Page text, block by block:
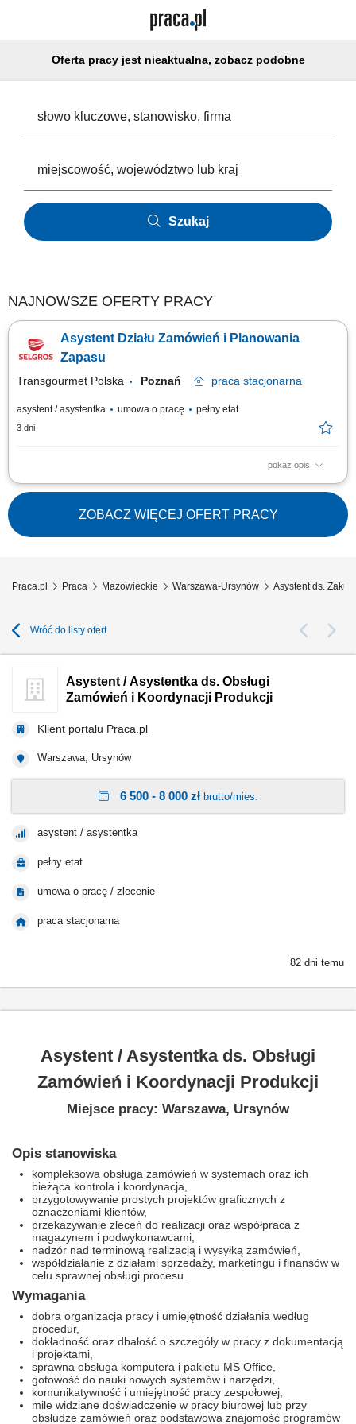
Oferta pracy jest nieaktualna, zobacz podobne
Szukaj
NAJNOWSZE OFERTY PRACY
Asystent Działu Zamówień i Planowania
Zapasu
Transgourmet Polska Poznań praca stacjonarna
asystent / asystentka umowa o pracę pełny etat
3 dni
pokaż opis
Twój zakres obowiązków: współpraca z dostawcami i innymi działami w
firmie, w celu zapewnienia sprawnej i kompletnej realizacji zamówień
oraz procesu zaopatrzenia firmy, bieżące monitorowanie i planowanie
stanów zapasów produktów w magazynie centralnym i/lub na platformie
produktów...
ZOBACZ WIĘCEJ OFERT PRACY
Praca.pl Praca Mazowieckie Warszawa-Ursynów Asystent ds.
Wróć do listy ofert
Asystent / Asystentka ds. Obsługi
Zamówień i Koordynacji Produkcji
Klient portalu Praca.pl
Warszawa, Ursynów
6 500 - 8 000 złbrutto/mies.
asystent / asystentka
pełny etat
umowa o pracę / zlecenie
praca stacjonarna
82 dni temu
Asystent / Asystentka ds. Obsługi
Zamówień i Koordynacji Produkcji
Miejsce pracy: Warszawa, Ursynów
Opis stanowiska
kompleksowa obsługa zamówień w systemach oraz ich
bieżąca kontrola i koordynacja,
przygotowywanie prostych projektów graficznych z
oznaczeniami klientów,
przekazywanie zleceń do realizacji oraz współpraca z
magazynem i podwykonawcami,
nadzór nad terminową realizacją i wysyłką zamówień,
współdziałanie z działami sprzedaży, marketingu i finansów w
celu sprawnej obsługi procesu.
Wymagania
dobra organizacja pracy i umiejętność działania według
procedur,
dokładność oraz dbałość o szczegóły w pracy z dokumentacją
i projektami,
sprawna obsługa komputera i pakietu MS Office,
gotowość do nauki nowych systemów i narzędzi,
komunikatywność i umiejętność pracy zespołowej,
mile widziane doświadczenie w pracy biurowej lub przy
obsłudze zamówień oraz podstawowa znajomość programów